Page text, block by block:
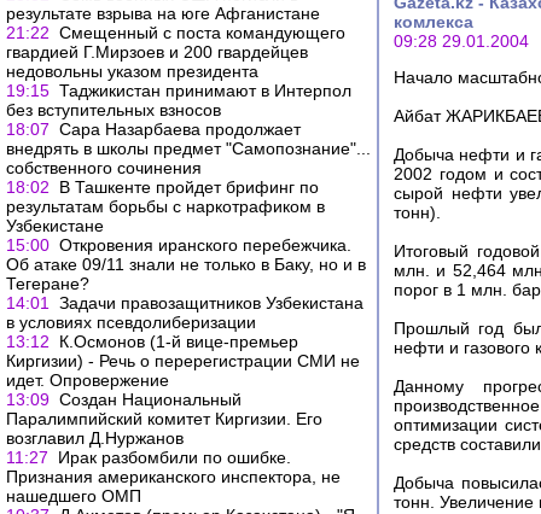
результате взрыва на юге Афганистане
21:22 Смещенный с поста командующего
гвардией Г.Мирзоев и 200 гвардейцев
недовольны указом президента
19:15 Таджикистан принимают в Интерпол
без вступительных взносов
18:07 Сара Назарбаева продолжает
внедрять в школы предмет "Самопознание"...
собственного сочинения
18:02
В Ташкенте пройдет брифинг по
результатам борьбы с наркотрафиком в
Узбекистане
15:00 Откровения иранского перебежчика.
Об атаке 09/11 знали не только в Баку, но и в
Тегеране?
14:01
Задачи правозащитников Узбекистана
в условиях псевдолиберизации
13:12
К.Осмонов (1-й вице-премьер
Киргизии) - Речь о перерегистрации СМИ не
идет. Опровержение
13:09 Создан Национальный
Паралимпийский комитет Киргизии. Его
возглавил Д.Нуржанов
11:27
Ирак разбомбили по ошибке.
Признания американского инспектора, не
нашедшего ОМП
комлекса
09:28 29.01.2004
Начало
Айбат
Добыча нефти и
2002 годом и
сырой нефти
тонн).
Итоговый
млн. и 52,464
порог в 1 млн.
Прошлый год
нефти и газового
Данному
оптимизации
средств
Добыча
тонн. Увеличение